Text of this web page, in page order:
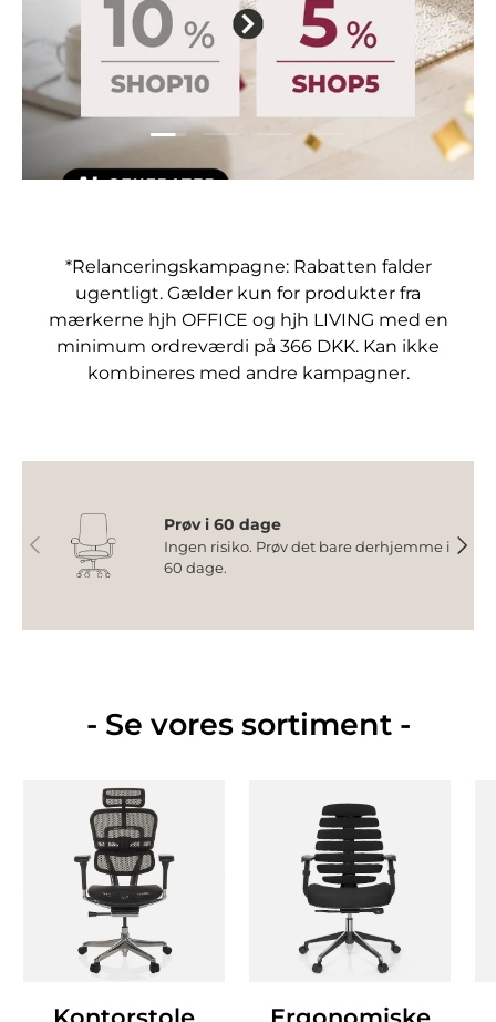
Indlæs film 1 af 4
Indlæs film 2 af 4
Indlæs film 3 af 4
Indlæs film 4 af 4
*Relanceringskampagne: Rabatten falder
ugentligt. Gælder kun for produkter fra
mærkerne hjh OFFICE og hjh LIVING med en
minimum ordreværdi på 366 DKK. Kan ikke
kombineres med andre kampagner.
Forrige
Prøv i 60 dage
Ingen risiko. Prøv det bare derhjemme i
60 dage.
- Se vores sortiment -